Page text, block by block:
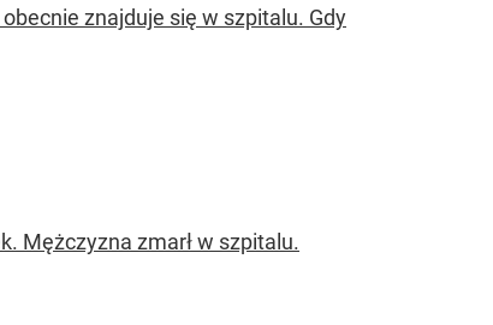
znajduje się w szpitalu. Gdy
Mężczyzna zmarł w szpitalu.